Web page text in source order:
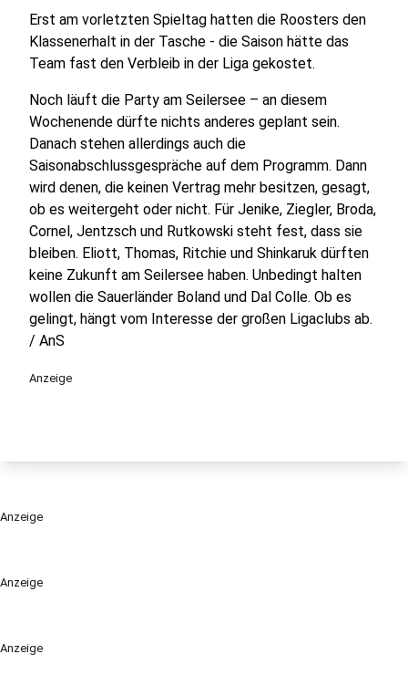
Anzeige
Anzeige
Erst am vorletzten Spieltag hatten die Roosters den
Klassenerhalt in der Tasche - die Saison hätte das
Team fast den Verbleib in der Liga gekostet.
Noch läuft die Party am Seilersee – an diesem
Wochenende dürfte nichts anderes geplant sein.
Danach stehen allerdings auch die
Saisonabschlussgespräche auf dem Programm. Dann
wird denen, die keinen Vertrag mehr besitzen, gesagt,
ob es weitergeht oder nicht. Für Jenike, Ziegler, Broda,
Cornel, Jentzsch und Rutkowski steht fest, dass sie
bleiben. Eliott, Thomas, Ritchie und Shinkaruk dürften
keine Zukunft am Seilersee haben. Unbedingt halten
wollen die Sauerländer Boland und Dal Colle. Ob es
gelingt, hängt vom Interesse der großen Ligaclubs ab.
/ AnS
Anzeige
Anzeige